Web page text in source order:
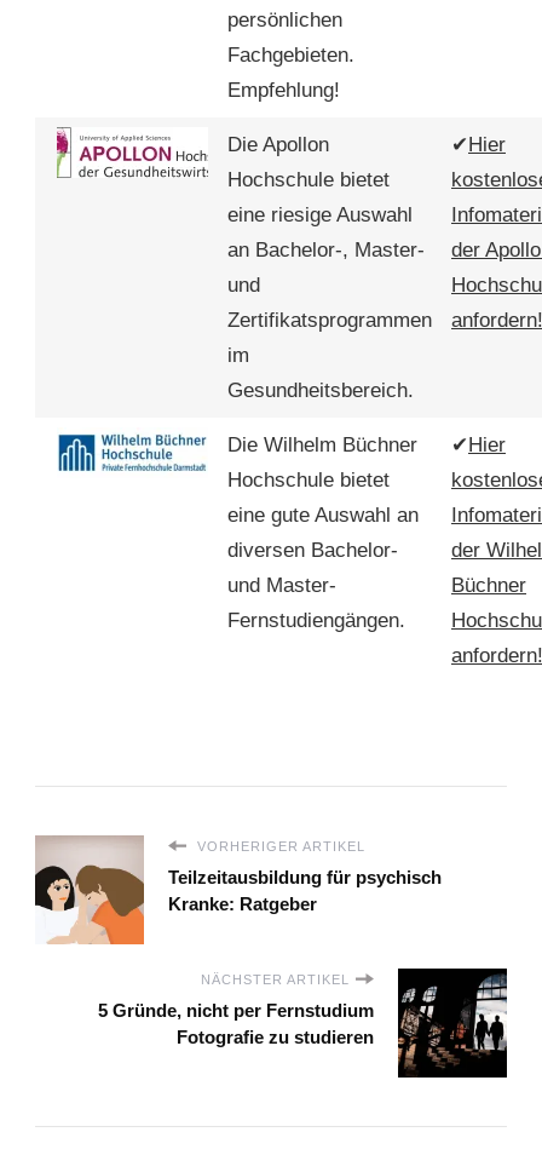
persönlichen
Fachgebieten.
Empfehlung!
Die Apollon
Hochschule bietet
eine riesige Auswahl
an Bachelor-, Master-
und
Zertifikatsprogrammen
im
Gesundheitsbereich.
✔Hier
der
anfordern!
Die Wilhelm Büchner
Hochschule bietet
eine gute Auswahl an
diversen Bachelor-
und Master-
Fernstudiengängen.
✔Hier
der
Büchner
anfordern!
VORHERIGER ARTIKEL
Teilzeitausbildung für psychisch
Kranke: Ratgeber
NÄCHSTER ARTIKEL
5 Gründe, nicht per Fernstudium
Fotografie zu studieren